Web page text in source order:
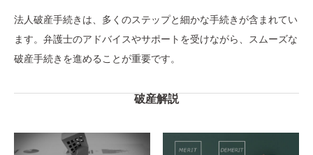
法人破産手続きは、多くのステップと細かな手続きが含まれてい
ます。弁護士のアドバイスやサポートを受けながら、スムーズな
破産手続きを進めることが重要です。
破産解説